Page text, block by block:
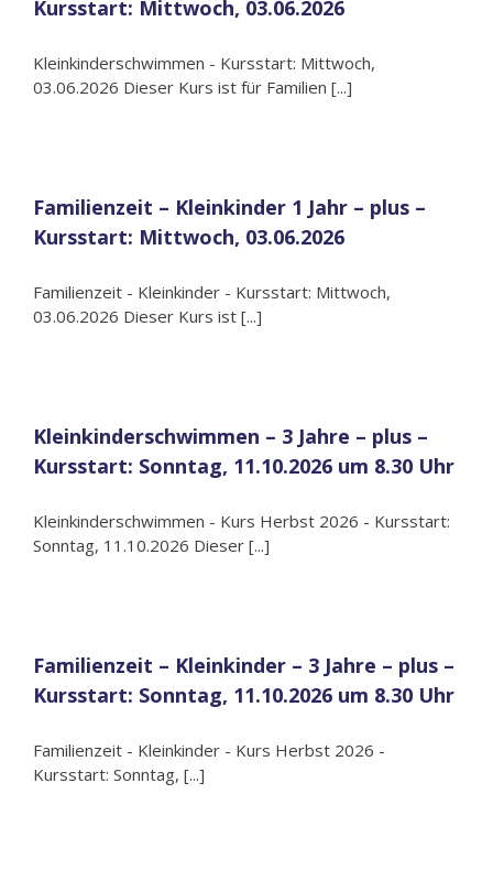
Kursstart: Mittwoch, 03.06.2026
Kleinkinderschwimmen - Kursstart: Mittwoch,
03.06.2026 Dieser Kurs ist für Familien [...]
Familienzeit – Kleinkinder 1 Jahr – plus –
Kursstart: Mittwoch, 03.06.2026
Familienzeit - Kleinkinder - Kursstart: Mittwoch,
03.06.2026 Dieser Kurs ist [...]
Kleinkinderschwimmen – 3 Jahre – plus –
Kursstart: Sonntag, 11.10.2026 um 8.30 Uhr
Kleinkinderschwimmen - Kurs Herbst 2026 - Kursstart:
Sonntag, 11.10.2026 Dieser [...]
Familienzeit – Kleinkinder – 3 Jahre – plus –
Kursstart: Sonntag, 11.10.2026 um 8.30 Uhr
Familienzeit - Kleinkinder - Kurs Herbst 2026 -
Kursstart: Sonntag, [...]